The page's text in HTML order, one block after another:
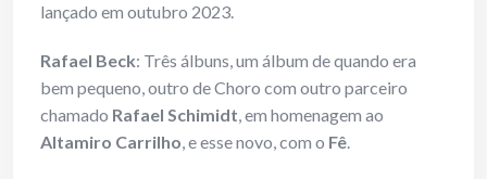
lançado em outubro 2023.
Rafael Beck: Três álbuns, um álbum de quando era
bem pequeno, outro de Choro com outro parceiro
chamado Rafael Schimidt, em homenagem ao
Altamiro Carrilho, e esse novo, com o Fê.